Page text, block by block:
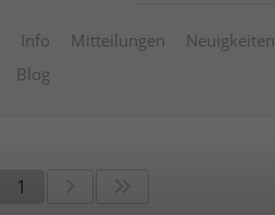
Info Mitteilungen Neuigkeiten
Blog
1